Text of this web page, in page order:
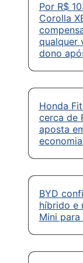
Por R$
Corolla
qualquer
dono
Honda
cerca de
aposta
BYD
híbrido e
Mini para